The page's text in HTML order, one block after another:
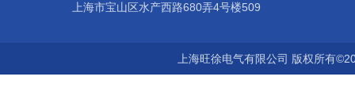
上海市宝山区水产西路680弄4号楼509
上海旺徐电气有限公司 版权所有